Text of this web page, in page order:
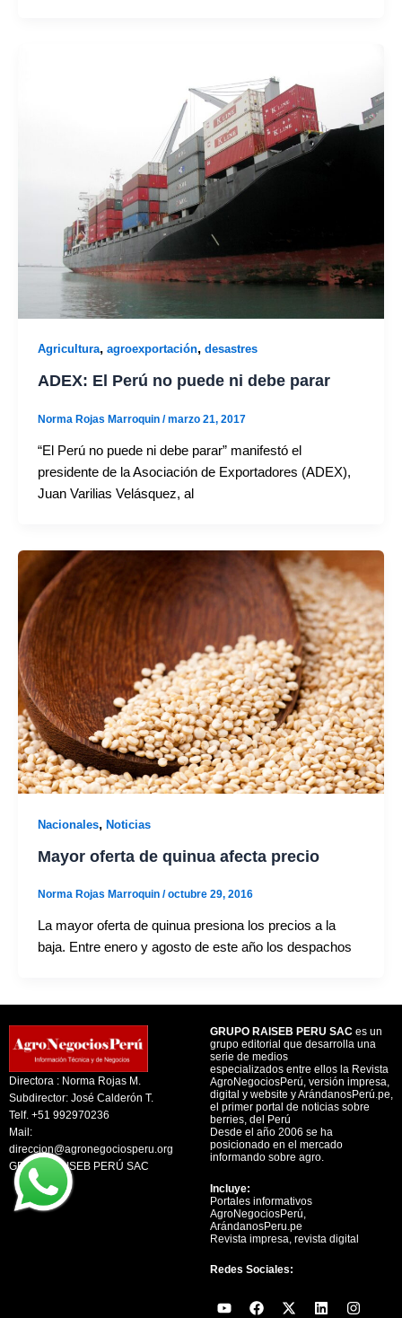
Agricultura, agroexportación, desastres
ADEX: El Perú no puede ni debe parar
Norma Rojas Marroquin /marzo 21, 2017
“El Perú no puede ni debe parar” manifestó el
presidente de la Asociación de Exportadores (ADEX),
Juan Varilias Velásquez, al
Nacionales, Noticias
Mayor oferta de quinua afecta precio
Norma Rojas Marroquin /octubre 29, 2016
La mayor oferta de quinua presiona los precios a la
baja. Entre enero y agosto de este año los despachos
Directora : Norma Rojas M.
Subdirector: José Calderón T.
Telf. +51 992970236
Mail:
direccion@agronegociosperu.org
GRUPO RAISEB PERÚ SAC
GRUPO RAISEB PERU SAC es un
grupo editorial que desarrolla una
serie de medios
especializados entre ellos la Revista
AgroNegociosPerú, versión impresa,
digital y website y ArándanosPerú.pe,
el primer portal de noticias sobre
berries, del Perú
Desde el año 2006 se ha
posicionado en el mercado
informando sobre agro.
Incluye:
Portales informativos
AgroNegociosPerú,
ArándanosPeru.pe
Revista impresa, revista digital
Redes Sociales:
Y
o
F
a
X
-
L
i
I
n